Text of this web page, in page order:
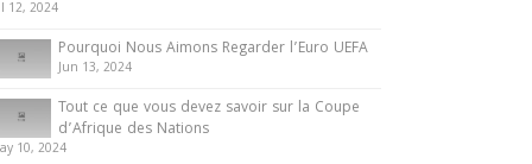
12, 2024
Pourquoi Nous Aimons Regarder l’Euro UEFA
Jun 13, 2024
Tout ce que vous devez savoir sur la Coupe
d’Afrique des Nations
10, 2024